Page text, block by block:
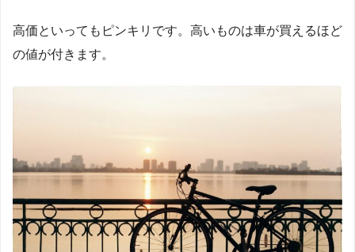
高価といってもピンキリです。高いものは車が買えるほど
の値が付きます。